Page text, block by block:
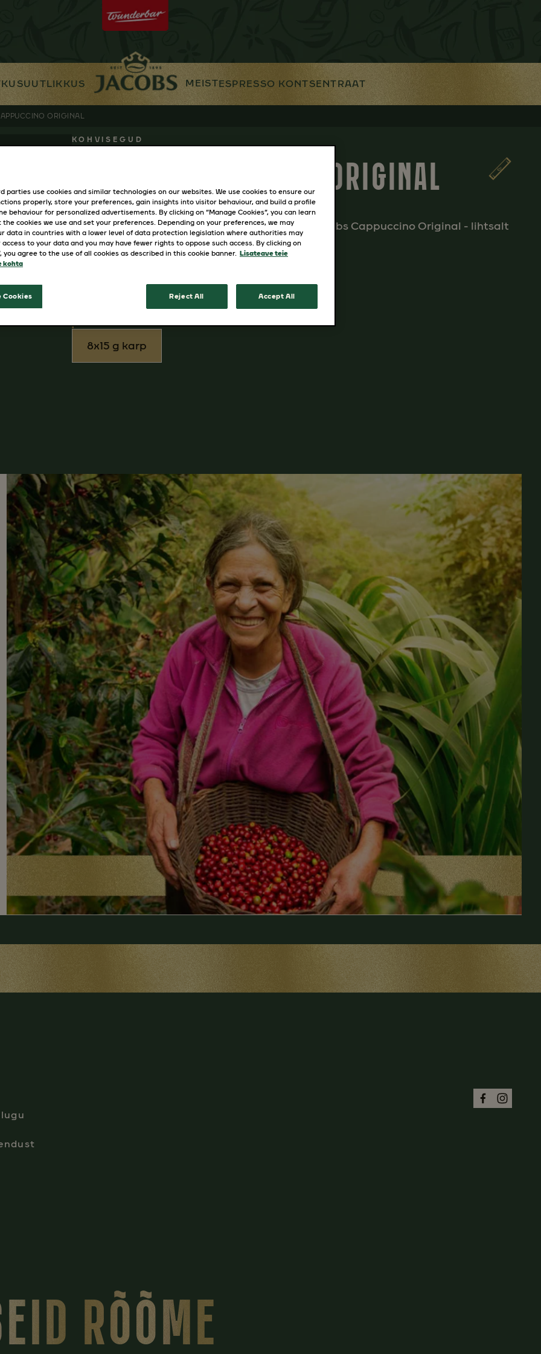
MEISTESPRESSO KONTSENTRAAT
ORIGINAL
KOHVISEGUD
JACOBS CAPPUCCINO ORIGINAL
Mahedamaitseline tiheda vahuga kohvijook Jacobs Cappuccino Original - lihtsalt
valmiv nauding!
8x15 g karp
RÕÕME
parties use cookies and similar technologies on our websites. We use cookies to ensure our
properly, store your preferences, gain insights into visitor behaviour, and build a profile
behaviour for personalized advertisements. By clicking on “Manage Cookies”, you can learn
cookies we use and set your preferences. Depending on your preferences, we may
data in countries with a lower level of data protection legislation where authorities may
access to your data and you may have fewer rights to oppose such access. By clicking on
you agree to the use of all cookies as described in this cookie banner. Lisateave teie
kohta
Cookies Reject All Accept All